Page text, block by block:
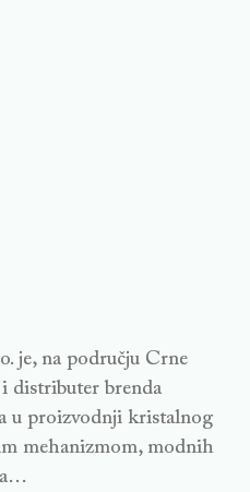
je, na području Crne
distributer brenda
u proizvodnji kristalnog
mehanizmom, modnih